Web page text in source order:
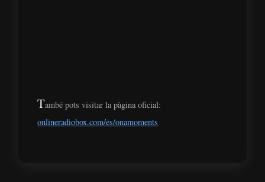
També pots visitar la pàgina oficial:
onlineradiobox.com/es/onamoments